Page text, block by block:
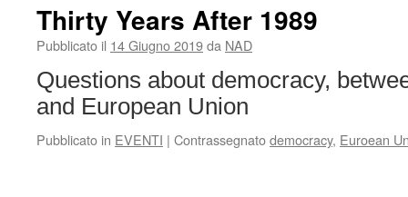
Thirty Years After 1989
Pubblicato il 14 Giugno 2019da NAD
Questions about democracy,
and European Union
Pubblicato in EVENTI | Contrassegnatodemocracy, Euroean